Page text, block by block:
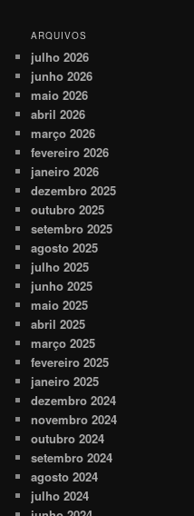
ARQUIVOS
julho 2026
junho 2026
maio 2026
abril 2026
março 2026
fevereiro 2026
janeiro 2026
dezembro 2025
outubro 2025
setembro 2025
agosto 2025
julho 2025
junho 2025
maio 2025
abril 2025
março 2025
fevereiro 2025
janeiro 2025
dezembro 2024
novembro 2024
outubro 2024
setembro 2024
agosto 2024
julho 2024